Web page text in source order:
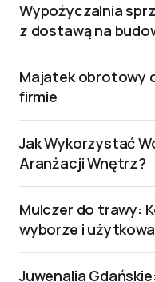
Wypożyczalnia
z dostawą na
Majatek obrotowy
firmie
Jak Wykorzystać
Aranżacji Wnętrz?
Mulczer do trawy:
wyborze i
Juwenalia